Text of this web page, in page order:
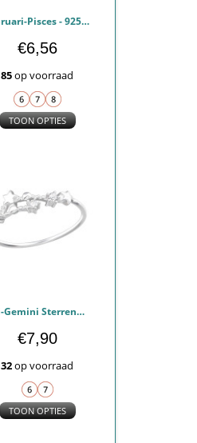
Februari-Pisces - 925 sterling zilver Ringen Zirconia PCJW38659
€6,56
85op voorraad
TOON OPTIES
Mei-Gemini Sterrenbeeld - 925 sterling zilver Ringen Zirconia PCJW38593
€7,90
32op voorraad
TOON OPTIES